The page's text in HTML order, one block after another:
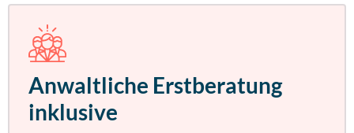
Anwaltliche Erstberatung
inklusive